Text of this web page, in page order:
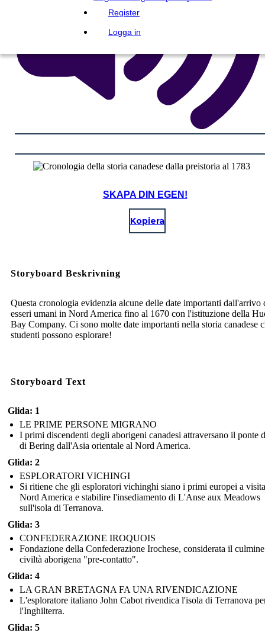
Register
Logga in
SKAPA DIN EGEN!
Kopiera
Storyboard Beskrivning
Questa cronologia evidenzia alcune delle date importanti dall'arrivo
esseri umani in Nord America fino al 1670 con l'istituzione della
Bay Company. Ci sono molte date importanti nella storia canadese
studenti possono esplorare!
Storyboard Text
Glida: 1
LE PRIME PERSONE MIGRANO
I primi discendenti degli aborigeni canadesi attraversano il ponte
di Bering dall'Asia orientale al Nord America.
Glida: 2
ESPLORATORI VICHINGI
Si ritiene che gli esploratori vichinghi siano i primi europei a
Nord America e stabilire l'insediamento di L'Anse aux Meadows
sull'isola di Terranova.
Glida: 3
CONFEDERAZIONE IROQUOIS
Fondazione della Confederazione Irochese, considerata il
civiltà aborigena "pre-contatto".
Glida: 4
LA GRAN BRETAGNA FA UNA RIVENDICAZIONE
L'esploratore italiano John Cabot rivendica l'isola di Terranova
l'Inghilterra.
Glida: 5